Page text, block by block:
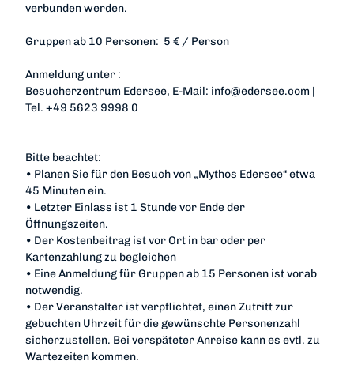
verbunden werden.
Gruppen ab 10 Personen: 5 € / Person
Anmeldung unter :
Besucherzentrum Edersee, E-Mail: info@edersee.com |
Tel. +49 5623 9998 0
Bitte beachtet:
• Planen Sie für den Besuch von „Mythos Edersee“ etwa
45 Minuten ein.
• Letzter Einlass ist 1 Stunde vor Ende der
Öffnungszeiten.
• Der Kostenbeitrag ist vor Ort in bar oder per
Kartenzahlung zu begleichen
• Eine Anmeldung für Gruppen ab 15 Personen ist vorab
notwendig.
• Der Veranstalter ist verpflichtet, einen Zutritt zur
gebuchten Uhrzeit für die gewünschte Personenzahl
sicherzustellen. Bei verspäteter Anreise kann es evtl. zu
Wartezeiten kommen.